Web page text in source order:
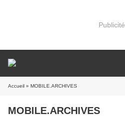
Publicité
Accueil » MOBILE.ARCHIVES
MOBILE.ARCHIVES